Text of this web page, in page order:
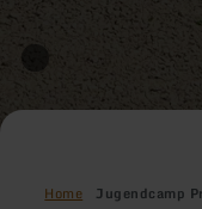
Home Jugendcamp